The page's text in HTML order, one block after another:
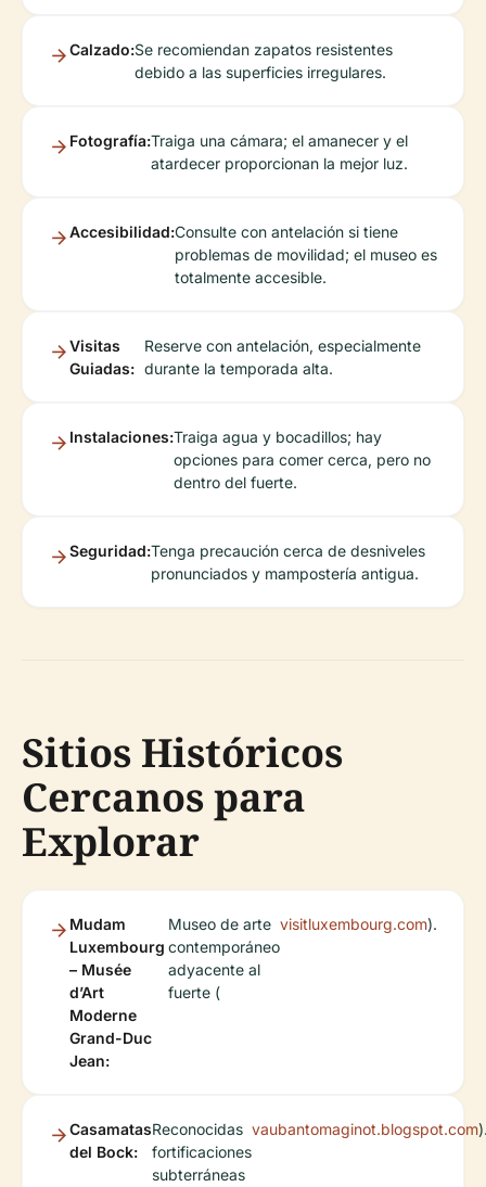
Calzado:Se recomiendan zapatos resistentes
debido a las superficies irregulares.
Fotografía:Traiga una cámara; el amanecer y el
atardecer proporcionan la mejor luz.
Accesibilidad:Consulte con antelación si tiene
problemas de movilidad; el museo es
totalmente accesible.
Visitas
Guiadas:
Reserve con antelación, especialmente
durante la temporada alta.
Instalaciones:Traiga agua y bocadillos; hay
opciones para comer cerca, pero no
dentro del fuerte.
Seguridad:Tenga precaución cerca de desniveles
pronunciados y mampostería antigua.
Sitios Históricos
Cercanos para
Explorar
Mudam
Luxembourg
– Musée
d’Art
Moderne
Grand-Duc
Jean:
Museo de arte
contemporáneo
adyacente al
fuerte (
visitluxembourg.com).
Casamatas
del Bock:
Reconocidas
fortificaciones
subterráneas
vaubantomaginot.blogspot.com